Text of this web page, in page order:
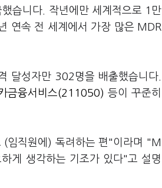
습니다. 작년에만 세계적으로 1만
연속 전 세계에서 가장 많은 MDR
달성자만 302명을 배출했습니다.
금융서비스(211050) 등이 꾸준히
임직원에) 독려하는 편"이라며 "M
게 생각하는 기조가 있다"고 설명